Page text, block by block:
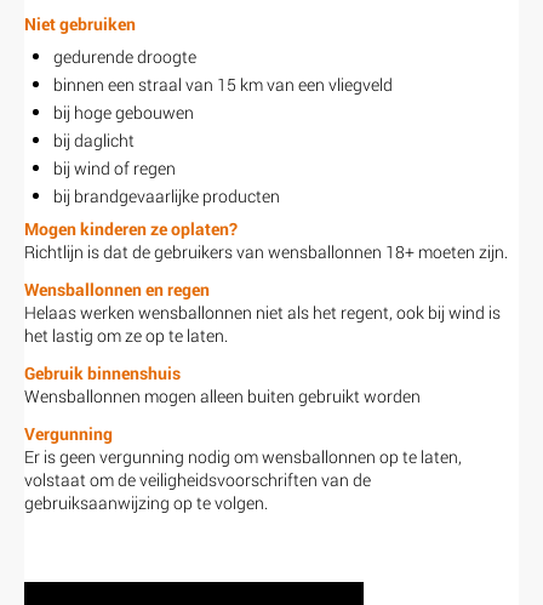
Niet gebruiken
gedurende droogte
binnen een straal van 15 km van een vliegveld
bij hoge gebouwen
bij daglicht
bij wind of regen
bij brandgevaarlijke producten
Mogen kinderen ze oplaten?
Richtlijn is dat de gebruikers van wensballonnen 18+ moeten zijn.
Wensballonnen en regen
Helaas werken wensballonnen niet als het regent, ook bij wind is
het lastig om ze op te laten.
Gebruik binnenshuis
Wensballonnen mogen alleen buiten gebruikt worden
Vergunning
Er is geen vergunning nodig om wensballonnen op te laten,
volstaat om de veiligheidsvoorschriften van de
gebruiksaanwijzing op te volgen.